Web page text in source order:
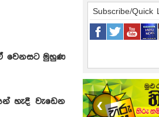
වෙනසට මුහුණ
හැදී වැඩෙන
Subscribe/Quick
❮
අතන